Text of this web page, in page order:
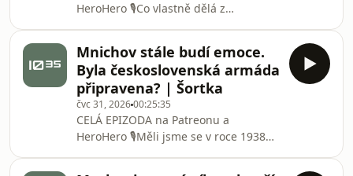
⁠⁠⁠⁠⁠⁠⁠⁠⁠⁠⁠⁠⁠⁠⁠⁠⁠⁠⁠⁠⁠⁠⁠⁠⁠⁠⁠⁠⁠⁠⁠⁠⁠⁠⁠⁠HeroHero⁠⁠⁠⁠⁠⁠⁠⁠⁠⁠⁠⁠⁠⁠⁠⁠⁠⁠⁠⁠⁠⁠⁠⁠⁠⁠⁠⁠⁠⁠⁠⁠⁠⁠⁠⁠ 🎙️Co vlastně dělá z
definici? A jak se za posledních
padesát let proměňovaly motivace
teroristických organizací, jejich
metody a způsob fungování? Naš
Mnichov stále budí emoce.
Byla československá armáda
připravena? | Šortka
čvc 31, 202600:25:35
CELÁ EPIZODA na ⁠⁠⁠⁠⁠⁠⁠⁠⁠⁠⁠⁠⁠⁠⁠⁠⁠⁠⁠⁠⁠⁠⁠⁠⁠⁠⁠⁠⁠⁠⁠⁠⁠⁠⁠Patreonu⁠⁠⁠⁠⁠⁠⁠⁠⁠⁠⁠⁠⁠⁠⁠⁠⁠⁠⁠⁠⁠⁠⁠⁠⁠⁠⁠⁠⁠⁠⁠⁠⁠⁠⁠ a
⁠⁠⁠⁠⁠⁠⁠⁠⁠⁠⁠⁠⁠⁠⁠⁠⁠⁠⁠⁠⁠⁠⁠⁠⁠⁠⁠⁠⁠⁠⁠⁠⁠⁠⁠HeroHero⁠⁠⁠⁠⁠⁠⁠⁠⁠⁠⁠⁠⁠⁠⁠⁠⁠⁠⁠⁠⁠⁠⁠⁠⁠⁠⁠⁠⁠⁠⁠⁠⁠⁠⁠ 🎙️Měli jsme se v roce 1938